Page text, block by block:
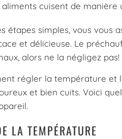
aliments cuisent de manière
étapes simples, vous
et délicieuse. Le
alors ne la négligez pas!
régler la température et
et bien cuits. Voici
LA TEMPÉRATURE